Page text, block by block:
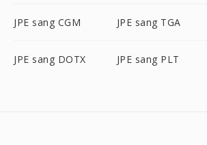
JPE sang CGM JPE sang TGA
JPE sang DOTX JPE sang PLT